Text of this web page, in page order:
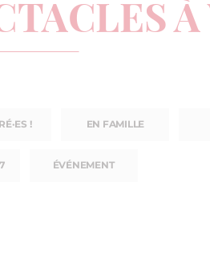
! EN FAMILLE
ÉVÉNEMENT